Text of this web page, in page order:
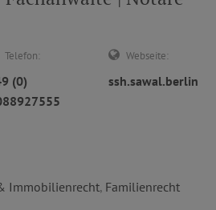
Telefon:
(0)
Webseite:
ssh.sawal.berlin
Immobilienrecht, Familienrecht